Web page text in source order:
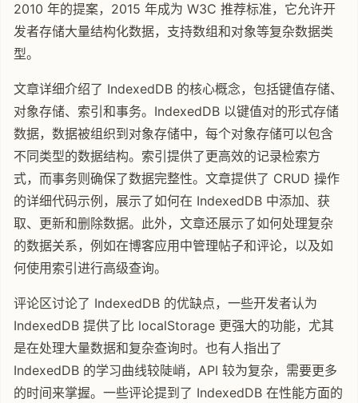
2010 年的提案，2015 年成为 W3C 推荐标准，它允许开
发者存储大量结构化数据，支持数组和对象等复杂数据类
型。
文章详细介绍了 IndexedDB 的核心概念，包括键值存储、
对象存储、索引和事务。IndexedDB 以键值对的形式存储
数据，数据被组织到对象存储中，每个对象存储可以包含
不同类型的数据结构。索引提供了更高效的记录检索方
式，而事务则确保了数据完整性。文章提供了 CRUD 操作
的详细代码示例，展示了如何在 IndexedDB 中添加、获
取、更新和删除数据。此外，文章还展示了如何处理复杂
的数据关系，例如在博客应用中管理帖子和评论，以及如
何使用索引进行高级查询。
评论区讨论了 IndexedDB 的优缺点，一些开发者认为
IndexedDB 提供了比 localStorage 更强大的功能，尤其
是在处理大量数据和复杂查询时。也有人指出了
IndexedDB 的学习曲线较陡峭，API 较为复杂，需要更多
的时间来掌握。一些评论提到了 IndexedDB 在性能方面的